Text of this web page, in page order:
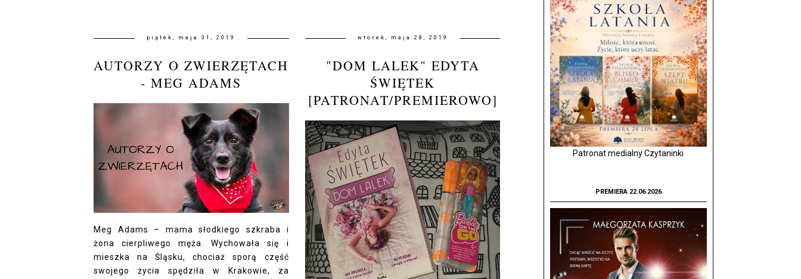
piątek, maja 31, 2019
AUTORZY O ZWIERZĘTACH
- MEG ADAMS
Meg Adams – mama słodkiego szkraba i
żona cierpliwego męża. Wychowała się i
mieszka na Śląsku, chociaż sporą część
swojego życia spędziła w Krakowie, za
wtorek, maja 28, 2019
"DOM LALEK" EDYTA
ŚWIĘTEK
[PATRONAT/PREMIEROWO]
Patronat medialny Czytaninki
PREMIERA 22.06.2026